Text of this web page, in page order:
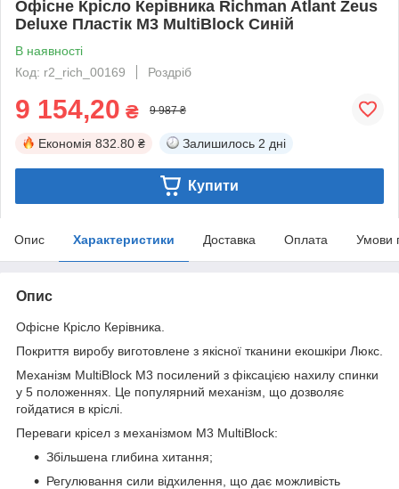
Офісне Крісло Керівника Richman Atlant Zeus
Deluxe Пластік М3 MultiBlock Синій
В наявності
Код: r2_rich_00169
Роздріб
9 154,20 ₴ 9 987 ₴
Економія 832.80 ₴ Залишилось 2 дні
Купити
Опис Характеристики Доставка Оплата Умови
Опис
Офісне Крісло Керівника.
Покриття виробу виготовлене з якісної тканини екошкіри Люкс.
Механізм MultiBlock М3 посилений з фіксацією нахилу спинки
у 5 положеннях. Це популярний механізм, що дозволяє
гойдатися в кріслі.
Переваги крісел з механізмом M3 MultiBlock:
Збільшена глибина хитання;
Регулювання сили відхилення, що дає можливість